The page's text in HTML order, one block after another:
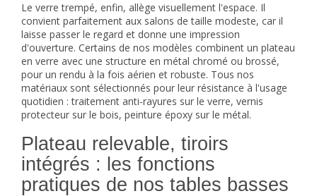
Le verre trempé, enfin, allège visuellement l'espace. Il
convient parfaitement aux salons de taille modeste, car il
laisse passer le regard et donne une impression
d'ouverture. Certains de nos modèles combinent un plateau
en verre avec une structure en métal chromé ou brossé,
pour un rendu à la fois aérien et robuste. Tous nos
matériaux sont sélectionnés pour leur résistance à l'usage
quotidien : traitement anti-rayures sur le verre, vernis
protecteur sur le bois, peinture époxy sur le métal.
Plateau relevable, tiroirs
intégrés : les fonctions
pratiques de nos tables basses